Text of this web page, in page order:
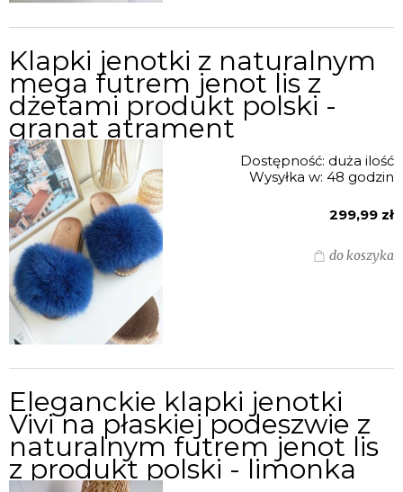
Klapki jenotki z naturalnym
mega futrem jenot lis z
dżetami produkt polski -
granat atrament
Dostępność: duża ilość
Wysyłka w: 48 godzin
299,99 zł
do koszyka
Eleganckie klapki jenotki
Vivi na płaskiej podeszwie z
naturalnym futrem jenot lis
z produkt polski - limonka